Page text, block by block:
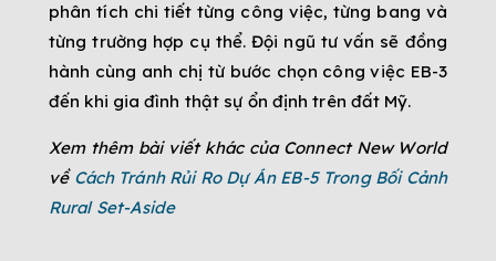
phân tích chi tiết từng công việc, từng bang và
từng trường hợp cụ thể. Đội ngũ tư vấn sẽ đồng
hành cùng anh chị từ bước chọn công việc EB-3
đến khi gia đình thật sự ổn định trên đất Mỹ.
Xem thêm bài viết khác của Connect New World
vềCách Tránh Rủi Ro Dự Án EB-5 Trong Bối Cảnh
Rural Set-Aside